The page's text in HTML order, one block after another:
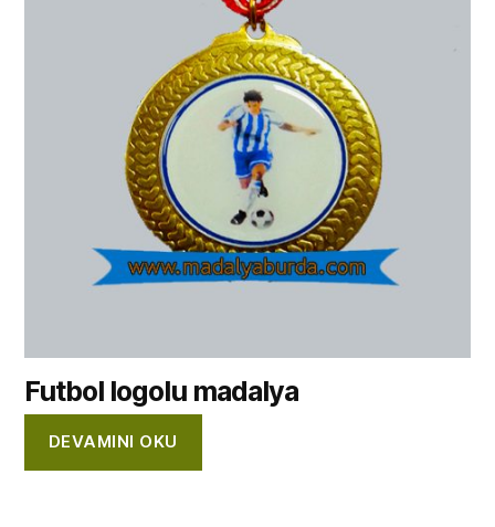
Futbol logolu madalya
DEVAMINI OKU